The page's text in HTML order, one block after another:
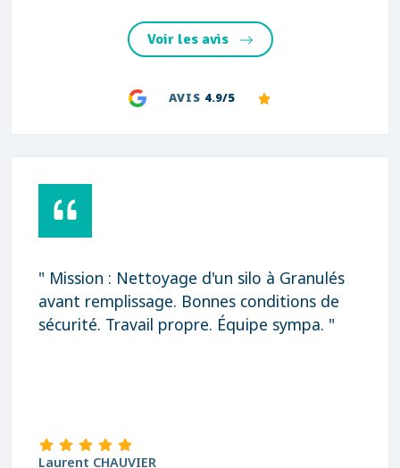
Voir les avis
AVIS 4.9/5
de
" Rapidité, qualité et prix très
Merci "
david Blanchard